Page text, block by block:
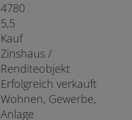
4780
5,5
Kauf
Zinshaus /
Renditeobjekt
Erfolgreich verkauft
Wohnen Gewerbe
Anlage